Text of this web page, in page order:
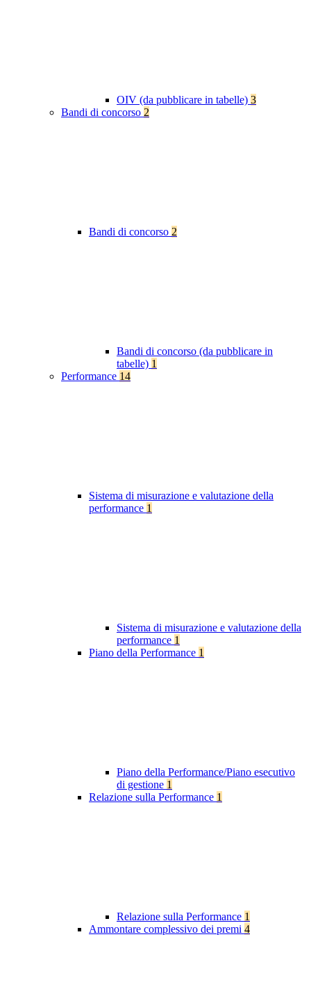
OIV (da pubblicare in tabelle) 3
Bandi di concorso 2
Bandi di concorso 2
Bandi di concorso (da pubblicare in
tabelle) 1
Performance 14
Sistema di misurazione e valutazione della
performance 1
Sistema di misurazione e valutazione della
performance 1
Piano della Performance 1
Piano della Performance/Piano esecutivo
di gestione 1
Relazione sulla Performance 1
Relazione sulla Performance 1
Ammontare complessivo dei premi 4